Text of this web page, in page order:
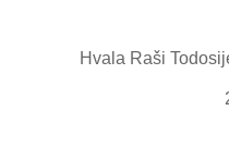
Hvala Raši